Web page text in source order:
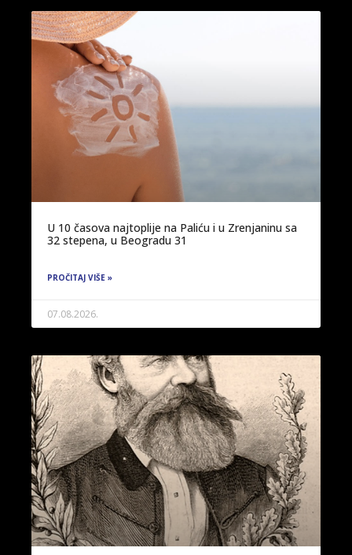
U 10 časova najtoplije na Paliću i u Zrenjaninu sa
32 stepena, u Beogradu 31
PROČITAJ VIŠE »
07.08.2026.